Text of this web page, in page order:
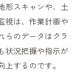
戦略を学ぶ
う変わるか
形スキャンや、土
視は、作業計画や
らのデータはクラ
状況把握や指示が
するのです。